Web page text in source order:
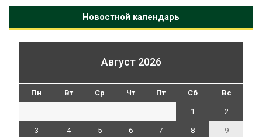
Новостной календарь
Август 2026
Пн Вт Ср Чт Пт Сб Вс
1 2
3 4 5 6 7 8 9